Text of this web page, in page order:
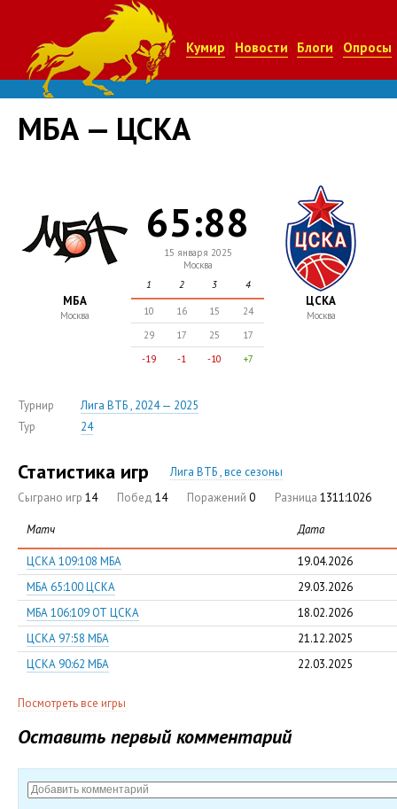
Кумир Новости Блоги Опросы
МБА — ЦСКА
МБА
Москва
65:88
15 января 2025
Москва
1
2 3 4
10 16 15
24
29
17 25
17
-19
-1 -10 +7
ЦСКА
Москва
Турнир
Лига ВТБ , 2024 — 2025
Тур
24
Статистика игр
Лига ВТБ , все сезоны
Сыграно игр 14 Побед 14 Поражений 0 Разница 1311:1026
Матч Дата
ЦСКА 109:108 МБА
19.04.2026
МБА 65:100 ЦСКА
29.03.2026
МБА 106:109 ОТ ЦСКА
18.02.2026
ЦСКА 97:58 МБА
21.12.2025
ЦСКА 90:62 МБА
22.03.2025
Посмотреть все игры
Оставить первый комментарий